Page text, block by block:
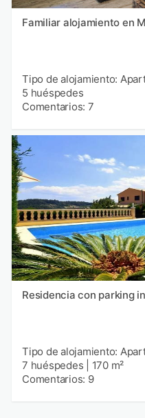
Familiar alojamiento en
Tipo de alojamiento:
5 huéspedes
Comentarios: 7
Residencia con parking
Tipo de alojamiento:
7 huéspedes
170 m²
Comentarios: 9